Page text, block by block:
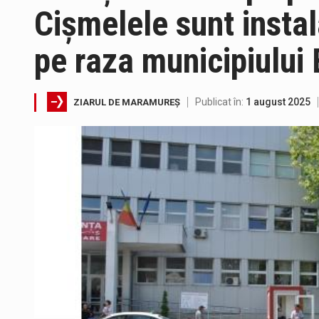
Pe scurt. Statuia lui PINTEA
Fostul deputat si primar
Pompierii militari si un
Cișmelele sunt
pe raza municipiului
ZIARUL DE MARAMUREȘ Publicat în: 1 august 2025